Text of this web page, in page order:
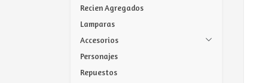
Recien Agregados
Lamparas
Accesorios
Personajes
Repuestos